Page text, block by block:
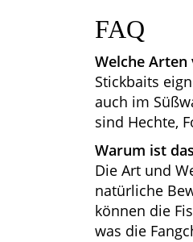
FAQ
Welche
Stickbaits
auch im
sind Hechte,
Warum ist
Die Art und
natürliche
können die
was die